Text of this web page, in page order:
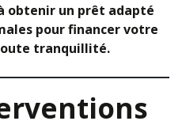
obtenir un prêt adapté
pour financer votre
tranquillité.